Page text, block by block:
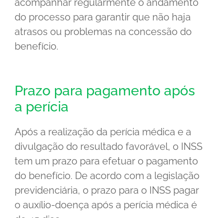
do processo para garantir que não haja
atrasos ou problemas na concessão do
benefício.
Prazo para pagamento após
a perícia
Após a realização da perícia médica e a
divulgação do resultado favorável, o INSS
tem um prazo para efetuar o pagamento
do benefício. De acordo com a legislação
previdenciária, o prazo para o INSS pagar
o auxílio-doença após a perícia médica é